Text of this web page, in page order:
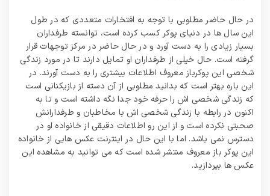
در حال حاضر مطلوبی با توجه به افتخارات متعددی که در طول
این سال ها در دنیای پوکر کسب کرده است، توانسته طرفداران
بسیار زیادی را به دست آورد و در حال حاضر در مرکز توجهات قرار
گرفته است. حال خیلی از طرفداران او تمایل دارند تا در مورد زندگی
شخصی این پوکرباز معروف اطلاعات بیشتری را به دست آورند. در
این باره بهتر است که بدانید مطلوبی از آن دسته از بازیکنانی است
که زندگی شخصی اش را حرفه خود جدا نگه داشته است و تا به
اکنون در رابطه با زندگی شخصی اش با مخاطبان و طرفدارانش
صحبتی نکرده است و از این‌ رو اطلاعات دقیقی از خانواده او در
دسترس نمی باشد. اما با این حال در اینترنت عکس هایی از خانواده
این پوکر باز معروف منتشر شده است که می توانید به مشاهده این
عکس ها بپردازید.